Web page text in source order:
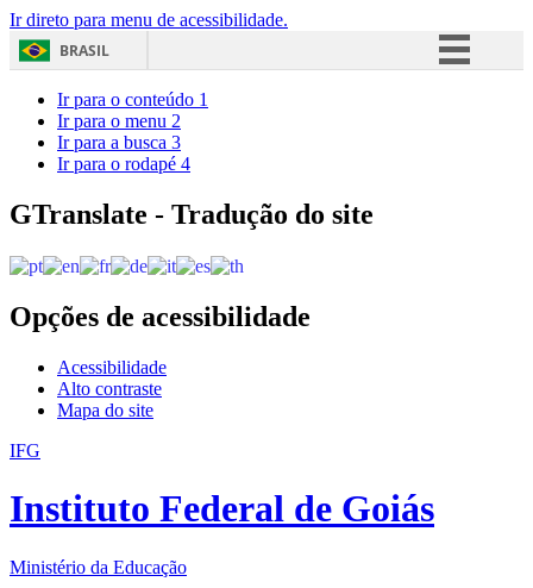
Ir direto para menu de acessibilidade.
BRASIL
Acesso à informação
Ir para o conteúdo 1
Ir para o menu 2
Ir para a busca 3
Ir para o rodapé 4
GTranslate - Tradução do site
Opções de acessibilidade
Acessibilidade
Alto contraste
Mapa do site
IFG
Instituto Federal de Goiás
Ministério da Educação